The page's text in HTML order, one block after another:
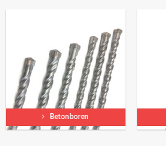
Betonboren